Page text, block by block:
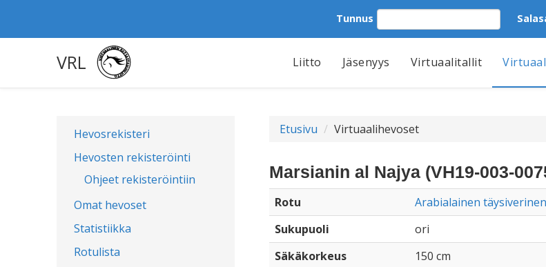
Tunnus
VRL Liitto Jäsenyys Virtuaalitallit
Hevosrekisteri
Hevosten rekisteröinti
Ohjeet rekisteröintiin
Omat hevoset
Statistiikka
Rotulista
Etusivu Virtuaalihevoset
Marsianin al Najya (VH19-003-
Rotu
Arabialainen täysiverinen
Sukupuoli
ori
Säkäkorkeus
150 cm